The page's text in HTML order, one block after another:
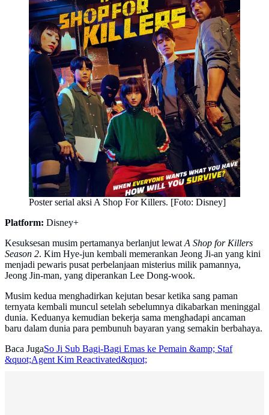
Poster serial aksi A Shop For Killers. [Foto: Disney]
Platform: Disney+
Kesuksesan musim pertamanya berlanjut lewat A Shop for Killers
Season 2. Kim Hye-jun kembali memerankan Jeong Ji-an yang kini
menjadi pewaris pusat perbelanjaan misterius milik pamannya,
Jeong Jin-man, yang diperankan Lee Dong-wook.
Musim kedua menghadirkan kejutan besar ketika sang paman
ternyata kembali muncul setelah sebelumnya dikabarkan meninggal
dunia. Keduanya kemudian bekerja sama menghadapi ancaman
baru dalam dunia para pembunuh bayaran yang semakin berbahaya.
Baca JugaSo Ji Sub Bagi-Bagi Emas ke Pemain &amp; Staf
&quot;Agent Kim Reactivated&quot;